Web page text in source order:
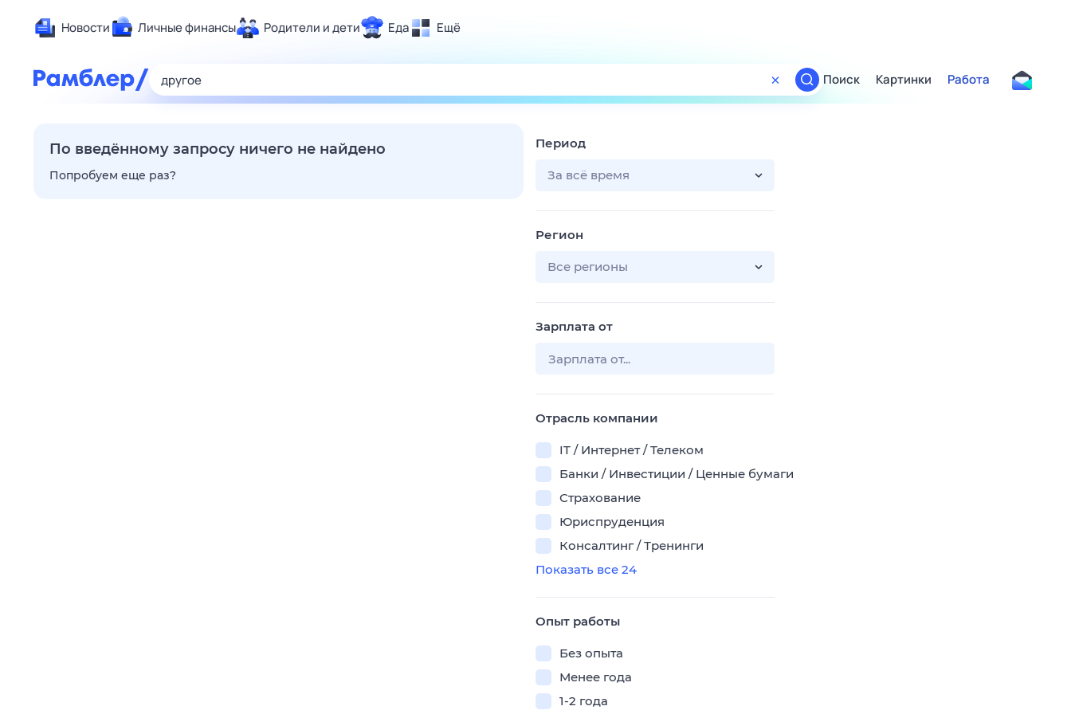
Новости Личные финансы Родители и дети Еда Ещё
Развлечения и отдых
Спорт
Поиск
ТВ-программа
Поиск Картинки Работа
По введённому запросу ничего не найдено
Попробуем еще раз?
Период
За всё время
Регион
Все регионы
Зарплата от
Отрасль компании
IT / Интернет / Телеком
Банки / Инвестиции / Ценные бумаги
Страхование
Юриспруденция
Консалтинг / Тренинги
Показать все 24
Опыт работы
Без опыта
Менее года
1-2 года